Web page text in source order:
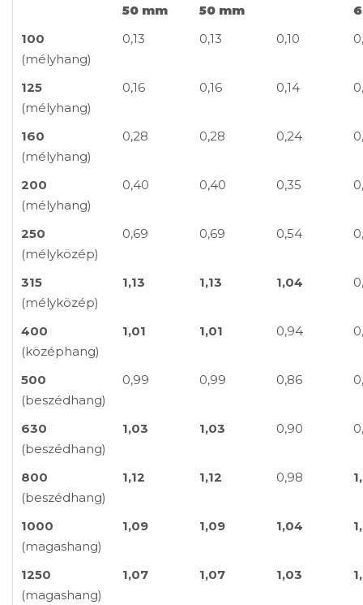
50 mm
50 mm
100
(mélyhang)
0,13 0,13 0,10
125
(mélyhang)
0,16 0,16 0,14
160
(mélyhang)
0,28 0,28 0,24
200
(mélyhang)
0,40 0,40 0,35
250
(mélyközép)
0,69 0,69 0,54
315
(mélyközép)
1,13 1,13 1,04
400
(középhang)
1,01 1,01 0,94
500
(beszédhang)
0,99 0,99 0,86
630
(beszédhang)
1,03 1,03 0,90
800
(beszédhang)
1,12 1,12 0,98
1000
(magashang)
1,09 1,09 1,04
1250
(magashang)
1,07 1,07 1,03